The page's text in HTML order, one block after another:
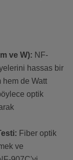
ve W): NF-
hassas bir
de Watt
optik
Fiber optik
ve